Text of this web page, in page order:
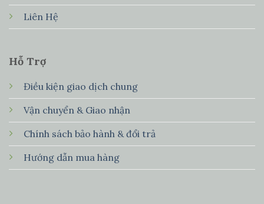
Liên Hệ
Hỗ Trợ
Điều kiện giao dịch chung
Vận chuyển & Giao nhận
Chính sách bảo hành & đổi trả
Hướng dẫn mua hàng